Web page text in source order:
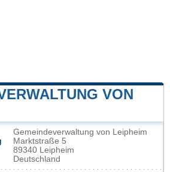
VON
Gemeindeverwaltung von Leipheim
Marktstraße 5
89340 Leipheim
Deutschland